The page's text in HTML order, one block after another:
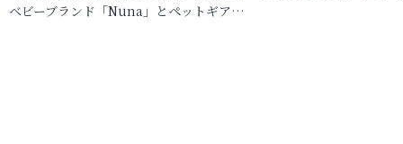
ベビーブランド「Nuna」とペットギア…